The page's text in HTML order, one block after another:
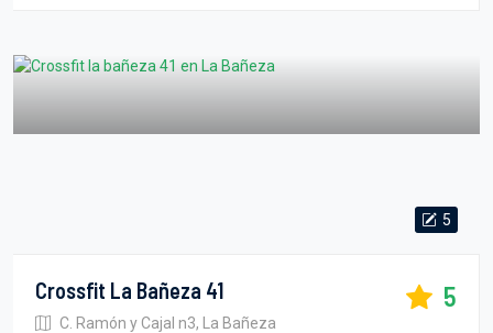
5
Crossfit La Bañeza 41
C. Ramón y Cajal n3, La Bañeza
5